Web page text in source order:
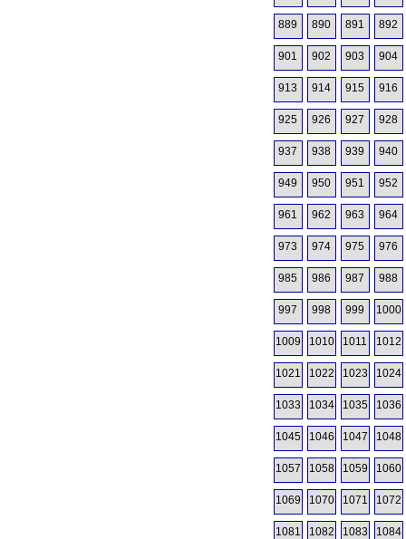
889 890 891 892
901 902 903 904
913 914 915 916
925 926 927 928
937 938 939 940
949 950 951 952
961 962 963 964
973 974 975 976
985 986 987 988
997 998 999 1000
1009 1010 1011 1012
1021 1022 1023 1024
1033 1034 1035 1036
1045 1046 1047 1048
1057 1058 1059 1060
1069 1070 1071 1072
1081 1082 1083 1084